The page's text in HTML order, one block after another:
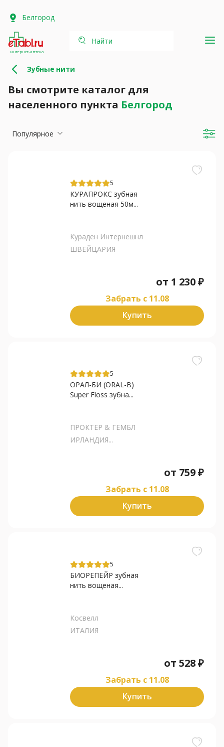
Белгород
интернет-аптека
Найти
Зубные нити
Вы смотрите каталог для
населенного пункта Белгород
Популярное
5
КУРАПРОКС зубная
нить вощеная 50м...
Кураден Интернешнл
ШВЕЙЦАРИЯ
от 1 230₽
Забрать c 11.08
Купить
5
ОРАЛ-БИ (ORAL-B)
Super Floss зубна...
ПРОКТЕР & ГЕМБЛ
ИРЛАНДИЯ...
от 759₽
Забрать c 11.08
Купить
5
БИОРЕПЕЙР зубная
нить вощеная...
Косвелл
ИТАЛИЯ
от 528₽
Забрать c 11.08
Купить